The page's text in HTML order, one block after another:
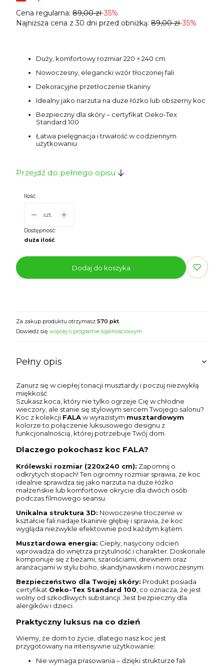
Cena regularna: 89,00 zł-35%
Najniższa cena z 30 dni przed obniżką: 89,00 zł-35%
Duży, komfortowy rozmiar 220 × 240 cm
Nowoczesny, elegancki wzór tłoczonej fali
Dekoracyjne przetłoczenie tkaniny
Idealny jako narzuta na duże łóżko lub obszerny koc
Bezpieczny dla skóry – certyfikat Oeko-Tex
Standard 100
Łatwa pielęgnacja i trwałość w codziennym
użytkowaniu
Przejdź do pełnego opisu
Ilość
szt.
Dostępność:
duża ilość
Dodaj do koszyka
Za zakup produktu otrzymasz 570 pkt.
Dowiedz się więcej o programie lojalnościowym.
Pełny opis
Zanurz się w ciepłej tonacji musztardy i poczuj niezwykłą
miękkość
Szukasz koca, który nie tylko ogrzeje Cię w chłodne
wieczory, ale stanie się stylowym sercem Twojego salonu?
Koc z kolekcji FALAw wyrazistym musztardowym
kolorze to połączenie luksusowego designu z
funkcjonalnością, której potrzebuje Twój dom.
Dlaczego pokochasz koc FALA?
Królewski rozmiar (220x240 cm): Zapomnij o
odkrytych stopach! Ten ogromny rozmiar sprawia, że koc
idealnie sprawdza się jako narzuta na duże łóżko
małżeńskie lub komfortowe okrycie dla dwóch osób
podczas filmowego seansu.
Unikalna struktura 3D: Nowoczesne tłoczenie w
kształcie fali nadaje tkaninie głębię i sprawia, że koc
wygląda niezwykle efektownie pod każdym kątem.
Musztardowa energia: Ciepły, nasycony odcień
wprowadza do wnętrza przytulność i charakter. Doskonale
komponuje się z beżami, szarościami, drewnem oraz
aranżacjami w stylu boho, skandynawskim i nowoczesnym.
Bezpieczeństwo dla Twojej skóry: Produkt posiada
certyfikat Oeko-Tex Standard 100 , co oznacza, że jest
wolny od szkodliwych substancji. Jest bezpieczny dla
alergików i dzieci.
Praktyczny luksus na co dzień
Wiemy, że dom to życie, dlatego nasz koc jest
przygotowany na intensywne użytkowanie:
Nie wymaga prasowania – dzięki strukturze fali